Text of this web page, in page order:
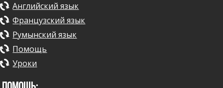
Английский язык
Французский язык
Румынский язык
Помощь
Уроки